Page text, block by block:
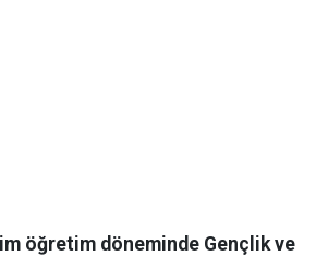
öğretim döneminde Gençlik ve